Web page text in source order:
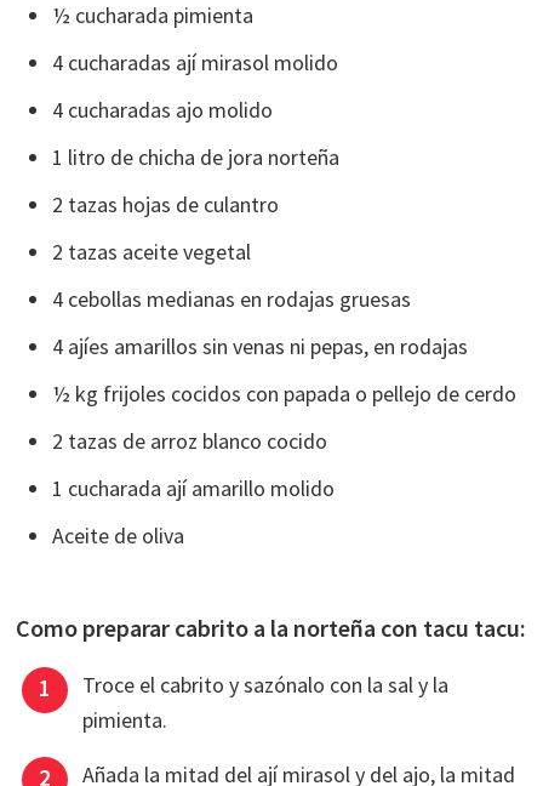
½ cucharada pimienta
4 cucharadas ají mirasol molido
4 cucharadas ajo molido
1 litro de chicha de jora norteña
2 tazas hojas de culantro
2 tazas aceite vegetal
4 cebollas medianas en rodajas gruesas
4 ajíes amarillos sin venas ni pepas, en rodajas
½ kg frijoles cocidos con papada o pellejo de cerdo
2 tazas de arroz blanco cocido
1 cucharada ají amarillo molido
Aceite de oliva
Como preparar cabrito a la norteña con tacu tacu:
Troce el cabrito y sazónalo con la sal y la
pimienta.
Añada la mitad del ají mirasol y del ajo, la mitad